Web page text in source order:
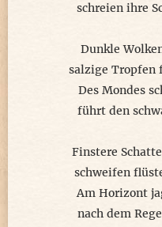
schreien ihre
Dunkle
salzige Tropfen
Des Mondes
führt den
Finstere
schweifen
Am Horizont
nach dem